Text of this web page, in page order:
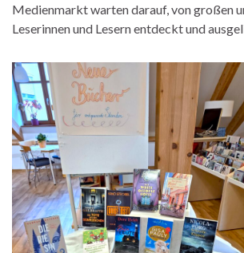
Medienmarkt warten darauf, von großen
Leserinnen und Lesern entdeckt und